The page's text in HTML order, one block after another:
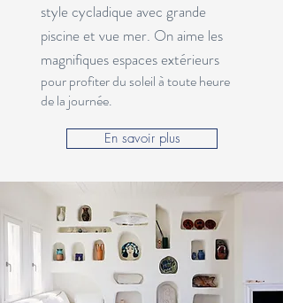
style cycladique avec grande
piscine et vue mer. On aime les
magnifiques espaces extérieurs
pour profiter du soleil à toute heure
de la journée.
En savoir plus